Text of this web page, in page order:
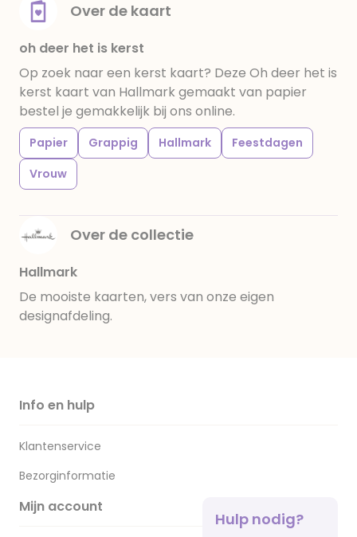
Over de kaart
oh deer het is kerst
Op zoek naar een kerst kaart? Deze Oh deer het is
kerst kaart van Hallmark gemaakt van papier
bestel je gemakkelijk bij ons online.
Papier Grappig Hallmark
Feestdagen
Vrouw
Over de collectie
Hallmark
De mooiste kaarten, vers van onze eigen
designafdeling.
Info en hulp
Klantenservice
Bezorginformatie
Mijn account
Hulp nodig?